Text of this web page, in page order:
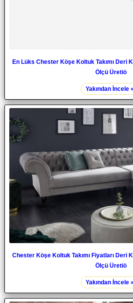
En Lüks Chester Köşe Koltuk Takımı Deri
Ölçü Üretiö
Yakından İncele »
Chester Köşe Koltuk Takımı Fiyatları Deri
Ölçü Üretiö
Yakından İncele »